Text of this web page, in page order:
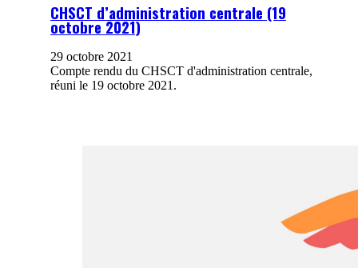
CHSCT d’administration centrale (19
octobre 2021)
29 octobre 2021
Compte rendu du CHSCT d'administration centrale,
réuni le 19 octobre 2021.